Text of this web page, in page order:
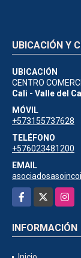
UBICACIÓN Y
UBICACIÓN
CENTRO
Cali - Valle del
MÓVIL
+573155737628
TELÉFONO
+576023481200
EMAIL
Facebook
INFORMACIÓN